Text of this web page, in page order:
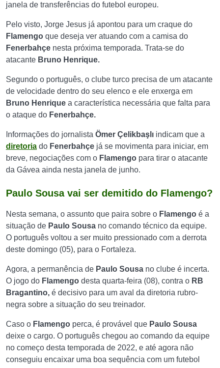
janela de transferências do futebol europeu.
Pelo visto, Jorge Jesus já apontou para um craque do
Flamengo que deseja ver atuando com a camisa do
Fenerbahçe nesta próxima temporada. Trata-se do
atacante Bruno Henrique.
Segundo o português, o clube turco precisa de um atacante
de velocidade dentro do seu elenco e ele enxerga em
Bruno Henrique a característica necessária que falta para
o ataque do Fenerbahçe.
Informações do jornalista Ömer Çelikbaşlı indicam que a
diretoria do Fenerbahçe já se movimenta para iniciar, em
breve, negociações com o Flamengo para tirar o atacante
da Gávea ainda nesta janela de junho.
Paulo Sousa vai ser demitido do Flamengo?
Nesta semana, o assunto que paira sobre o Flamengo é a
situação de Paulo Sousa no comando técnico da equipe.
O português voltou a ser muito pressionado com a derrota
deste domingo (05), para o Fortaleza.
Agora, a permanência de Paulo Sousa no clube é incerta.
O jogo do Flamengo desta quarta-feira (08), contra o RB
Bragantino, é decisivo para um aval da diretoria rubro-
negra sobre a situação do seu treinador.
Caso o Flamengo perca, é provável que Paulo Sousa
deixe o cargo. O português chegou ao comando da equipe
no começo desta temporada de 2022, e até agora não
conseguiu encaixar uma boa sequência com um futebol